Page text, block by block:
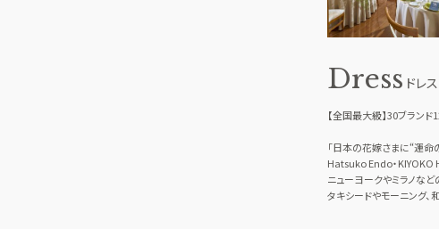
Dress ドレス
【全国最大級】30ブラン
「日本の花嫁さまに“運命
Hatsuko Endo・KIYOKO
ニューヨークやミラノなど
タキシードやモーニング、